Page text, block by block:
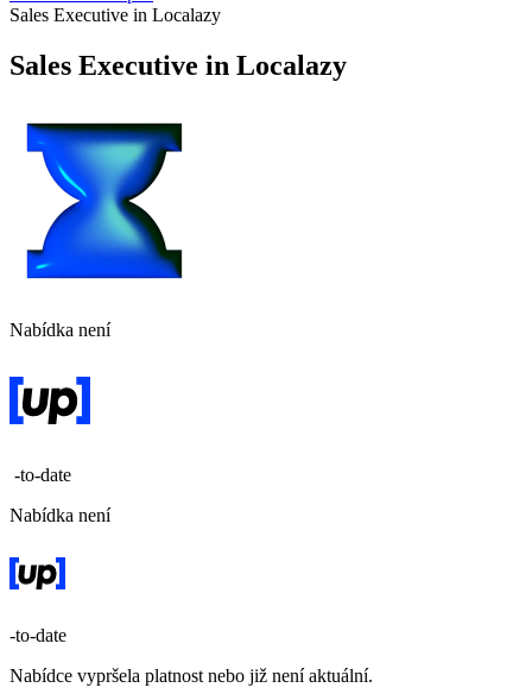
Sales Executive in Localazy
Sales Executive in Localazy
Nabídka není
-to-date
Nabídka není
-to-date
Nabídce vypršela platnost nebo již není aktuální.